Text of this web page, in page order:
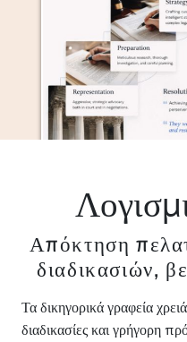
Απόκτηση
διαδικασιών,
Τα δικηγορικά γραφεία
διαδικασίες και γρήγορη